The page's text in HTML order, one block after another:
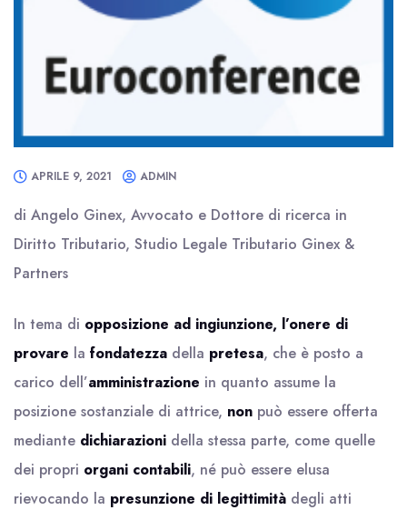
APRILE 9, 2021 ADMIN
di Angelo Ginex, Avvocato e Dottore di ricerca in
Diritto Tributario, Studio Legale Tributario Ginex &
Partners
In tema di opposizione ad ingiunzione, l’onere di
provare la fondatezza della pretesa, che è posto a
carico dell’amministrazione in quanto assume la
posizione sostanziale di attrice, non può essere offerta
mediante dichiarazioni della stessa parte, come quelle
dei propri organi contabili, né può essere elusa
rievocando la presunzione di legittimità degli atti